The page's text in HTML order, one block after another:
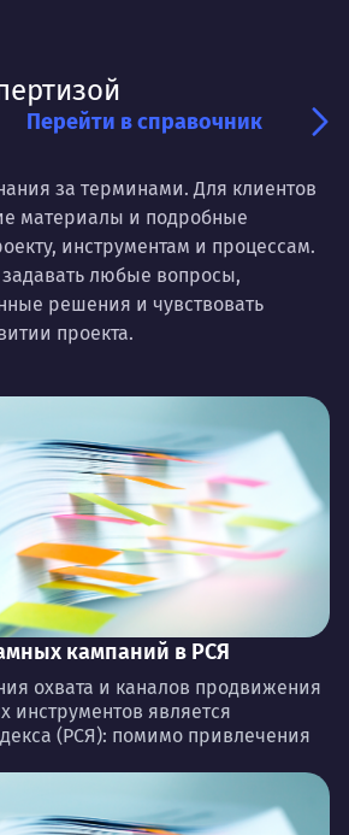
Перейти в справочник
за терминами. Для клиентов
материалы и подробные
инструментам и процессам.
любые вопросы,
решения и чувствовать
проекта.
кампаний в РСЯ
охвата и каналов продвижения
инструментов является
(РСЯ): помимо привлечения